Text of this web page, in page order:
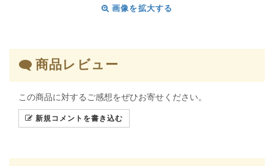
画像を拡大する
商品レビュー
この商品に対するご感想をぜひお寄せください。
新規コメントを書き込む